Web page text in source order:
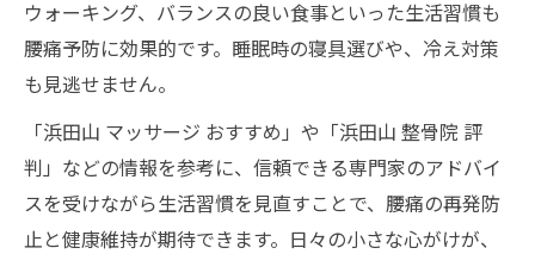
ウォーキング、バランスの良い食事といった生活習慣も
腰痛予防に効果的です。睡眠時の寝具選びや、冷え対策
も見逃せません。
「浜田山 マッサージ おすすめ」や「浜田山 整骨院 評
判」などの情報を参考に、信頼できる専門家のアドバイ
スを受けながら生活習慣を見直すことで、腰痛の再発防
止と健康維持が期待できます。日々の小さな心がけが、